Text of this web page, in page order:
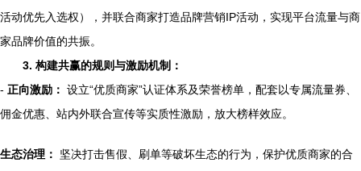
活动优先入选权），并联合商家打造品牌营销IP活动，实现平台流量与商
家品牌价值的共振。
3. 构建共赢的规则与激励机制：
- 正向激励： 设立“优质商家”认证体系及荣誉榜单，配套以专属流量券、
佣金优惠、站内外联合宣传等实质性激励，放大榜样效应。
生态治理：
坚决打击售假、刷单等破坏生态的行为，保护优质商家的合